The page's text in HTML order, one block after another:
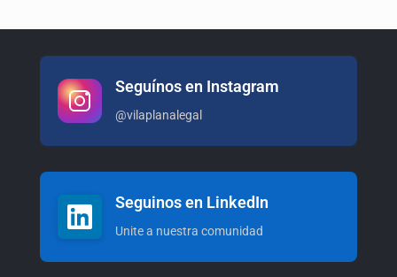
Seguínos en Instagram
@vilaplanalegal
Seguinos en LinkedIn
Unite a nuestra comunidad